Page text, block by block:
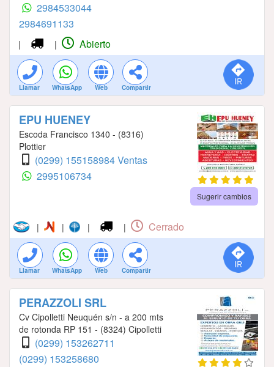
2984533044
2984691133
| | Abierto
Llamar WhatsApp Web Compartir
EPU HUENEY
Escoda Francisco 1340 - (8316)
Plottier
(0299) 155158984 Ventas
2995106734
Sugerir cambios
| | | | Cerrado
Llamar WhatsApp Web Compartir
PERAZZOLI SRL
Cv Cipolletti Neuquén s/n - a 200 mts
de rotonda RP 151 - (8324) Cipolletti
(0299) 153262711
(0299) 153258680